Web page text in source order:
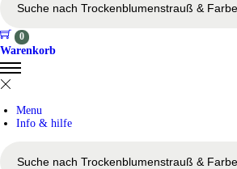
h
e
n
a
h
>
0
Warenkorb
Menu
Info & hilfe